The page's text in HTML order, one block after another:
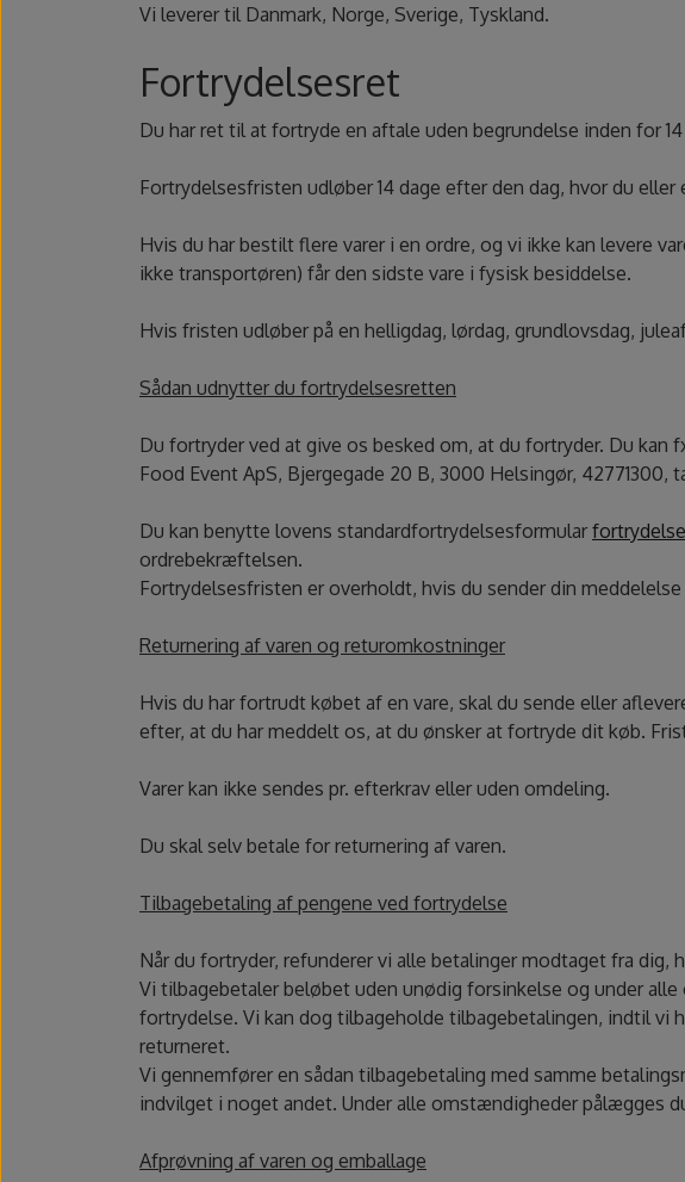
Vi leverer til Danmark, Norge, Sverige, Tyskland.
Fortrydelsesret
Du har ret til at fortryde en aftale uden begrundelse inden for 14
Fortrydelsesfristen udløber 14 dage efter den dag, hvor du
Hvis du har bestilt flere varer i en ordre, og vi ikke kan levere
ikke transportøren) får den sidste vare i fysisk besiddelse.
Hvis fristen udløber på en helligdag, lørdag, grundlovsdag,
Sådan udnytter du fortrydelsesretten
Du fortryder ved at give os besked om, at du fortryder. Du
Food Event ApS, Bjergegade 20 B, 3000 Helsingør, 42771300,
Du kan benytte lovens standardfortrydelsesformular
ordrebekræftelsen.
Fortrydelsesfristen er overholdt, hvis du sender din
Returnering af varen og returomkostninger
Hvis du har fortrudt købet af en vare, skal du sende eller
efter, at du har meddelt os, at du ønsker at fortryde dit køb.
Varer kan ikke sendes pr. efterkrav eller uden omdeling.
Du skal selv betale for returnering af varen.
Tilbagebetaling af pengene ved fortrydelse
Når du fortryder, refunderer vi alle betalinger modtaget fra
Vi tilbagebetaler beløbet uden unødig forsinkelse og under
fortrydelse. Vi kan dog tilbageholde tilbagebetalingen, indtil vi
returneret.
Vi gennemfører en sådan tilbagebetaling med samme
indvilget i noget andet. Under alle omstændigheder pålægges
Afprøvning af varen og emballage